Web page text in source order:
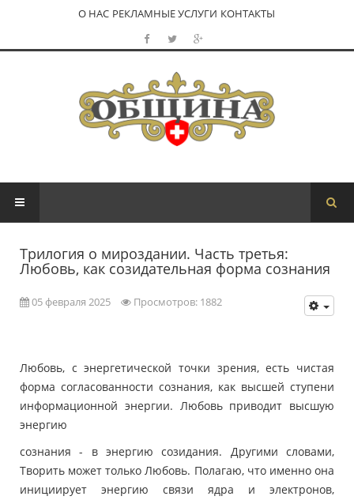
О НАС РЕКЛАМНЫЕ УСЛУГИ КОНТАКТЫ
Трилогия о мироздании. Часть третья:
Любовь, как созидательная форма сознания
05 февраля 2025 Просмотров: 1882
Любовь, с энергетической точки зрения, есть чистая
форма согласованности сознания, как высшей ступени
информационной энергии. Любовь приводит высшую
энергию
сознания - в энергию созидания. Другими словами,
Творить может только Любовь. Полагаю, что именно она
инициирует энергию связи ядра и электронов,